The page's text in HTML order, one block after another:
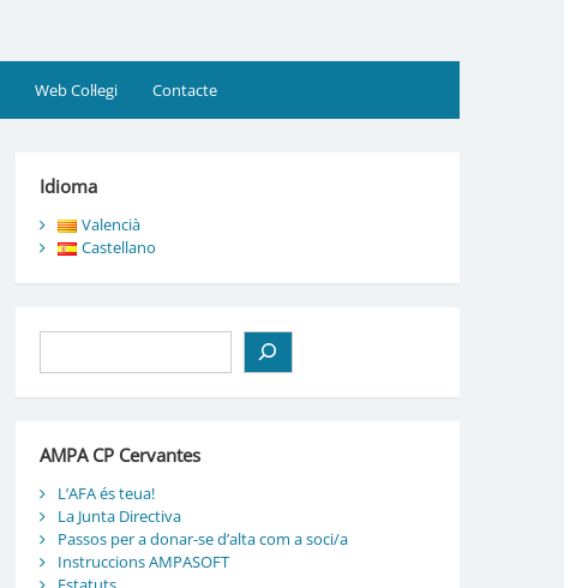
Web Col·legi Contacte
Idioma
Valencià
Castellano
AMPA CP Cervantes
L’AFA és teua!
La Junta Directiva
Passos per a donar-se d’alta com a soci/a
Instruccions AMPASOFT